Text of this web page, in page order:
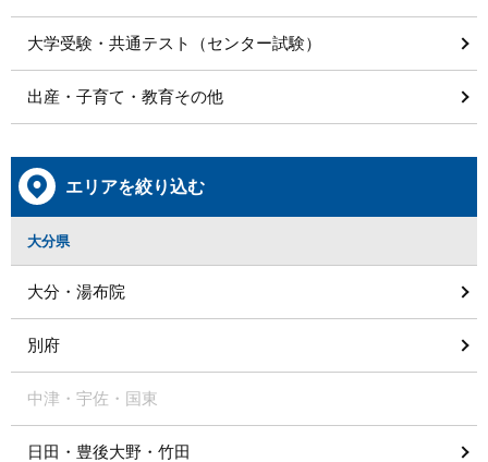
大学受験・共通テスト（センター試験）
出産・子育て・教育その他
エリアを絞り込む
大分県
大分・湯布院
別府
中津・宇佐・国東
日田・豊後大野・竹田